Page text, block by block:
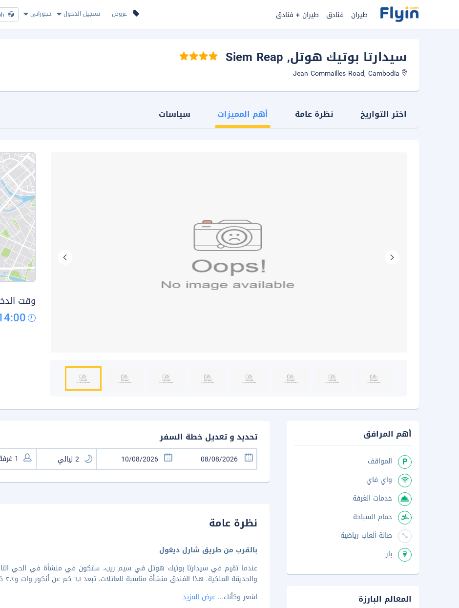
عروض تسجيل الدخول حجوزاتي طيران فنادق طيران + فنادق
سيدارتا بوتيك هوتل, Siem Reap
اختر التواريخ نظرة عامة أهم المميزات سياسات
وقت
تحديد و تعديل خطة السفر
نظرة عامة
بالقرب من طريق شارل ديغول
والحديقة الملكية. هذا الفندق منشأة مناسبة للعائلات، تبعد ٦٫١ كم عن أنكور وات و٣٫٢ كم عن سوق أنكور نايت.
اشعر وكأنك...عرض المزيد
أهم المرافق
المواقف
واي فاي
خدمات الغرفة
حمام السباحة
صالة ألعاب رياضية
بار
المعالم البارزة